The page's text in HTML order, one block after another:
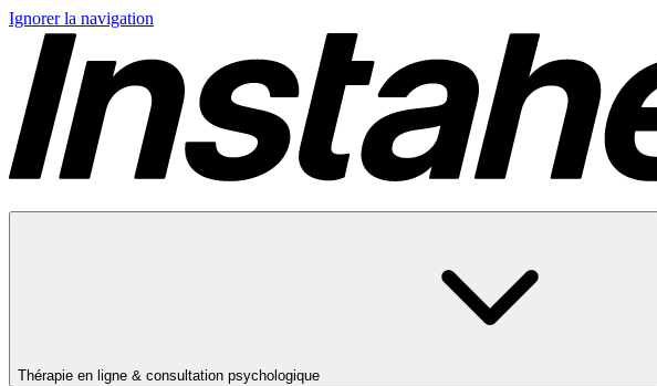
Ignorer la navigation
Thérapie en ligne & consultation psychologique